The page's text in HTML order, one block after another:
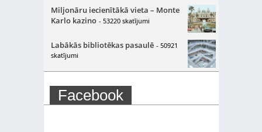
Miljonāru iecienītākā vieta – Monte
Karlo kazino - 53220 skatījumi
Labākās bibliotēkas pasaulē - 50921
skatījumi
Facebook